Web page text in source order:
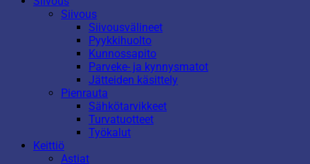
Siivous
Siivousvälineet
Pyykkihuolto
Kunnossapito
Parveke- ja kynnysmatot
Jätteiden käsittely
Pienrauta
Sähkötarvikkeet
Turvatuotteet
Työkalut
Keittiö
Astiat